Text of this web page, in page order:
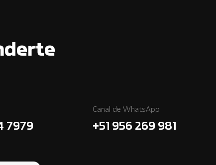
7979
Canal de WhatsApp
+51 956 269 981